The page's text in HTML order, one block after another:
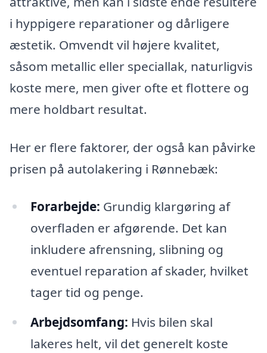
i hyppigere reparationer og dårligere
æstetik. Omvendt vil højere kvalitet,
såsom metallic eller speciallak, naturligvis
koste mere, men giver ofte et flottere og
mere holdbart resultat.
Her er flere faktorer, der også kan påvirke
prisen på autolakering i Rønnebæk:
Forarbejde: Grundig klargøring af
overfladen er afgørende. Det kan
inkludere afrensning, slibning og
eventuel reparation af skader, hvilket
tager tid og penge.
Arbejdsomfang: Hvis bilen skal
lakeres helt, vil det generelt koste